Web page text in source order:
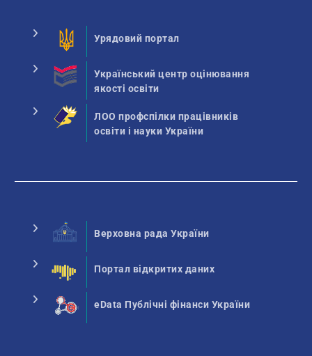
Урядовий портал
Український центр оцінювання
якості освіти
ЛОО профспілки працівників
освіти і науки України
Верховна рада України
Портал відкритих даних
eData Публічні фінанси України